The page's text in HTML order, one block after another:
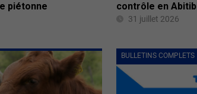
piétonne
contrôle en
31 juillet 2026
BULLETINS COMPLETS